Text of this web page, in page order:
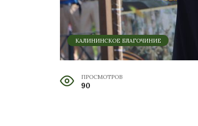
КАЛИНИНСКОЕ БЛАГОЧИНИЕ
ПРОСМОТРОВ
90